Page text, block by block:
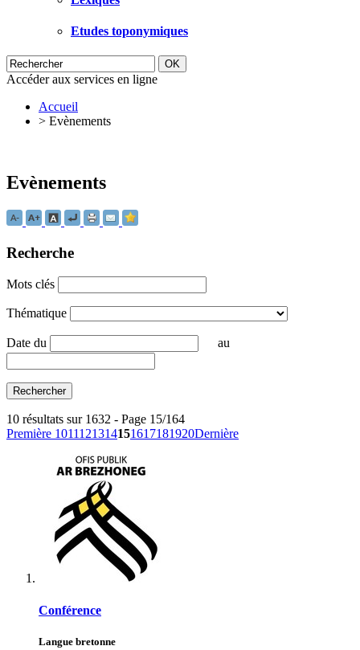
Etudes toponymiques
Accéder aux services en ligne
Accueil
> Evènements
Evènements
Recherche
Mots clés
Thématique
Date du au
10 résultats sur 1632 - Page 15/164
Première 1011121314151617181920Dernière
Conférence
Langue bretonne